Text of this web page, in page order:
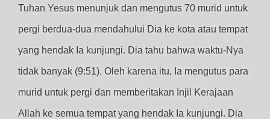
Tuhan Yesus menunjuk dan mengutus 70 murid untuk
pergi berdua-dua mendahului Dia ke kota atau tempat
yang hendak Ia kunjungi. Dia tahu bahwa waktu-Nya
tidak banyak (9:51). Oleh karena itu, Ia mengutus para
murid untuk pergi dan memberitakan Injil Kerajaan
Allah ke semua tempat yang hendak Ia kunjungi. Dia